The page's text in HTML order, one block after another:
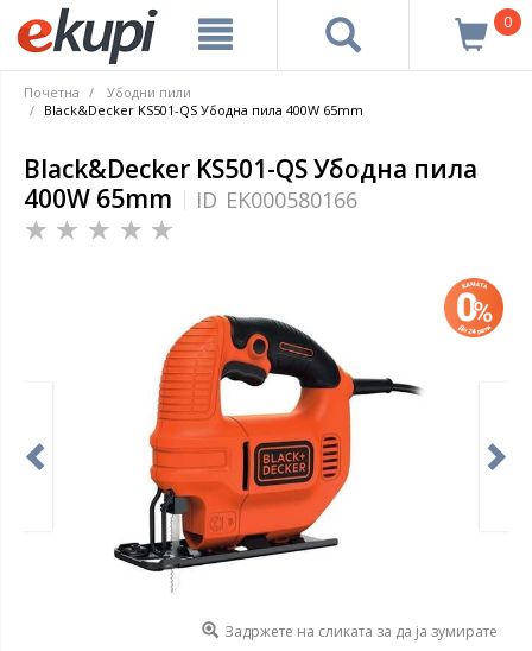
0
Почетна
Убодни пили
Black&Decker KS501-QS Убодна пила 400W 65mm
Black&Decker KS501-QS Убодна пила
400W 65mm
ID EK000580166
Задржете на сликата за да ја зумирате